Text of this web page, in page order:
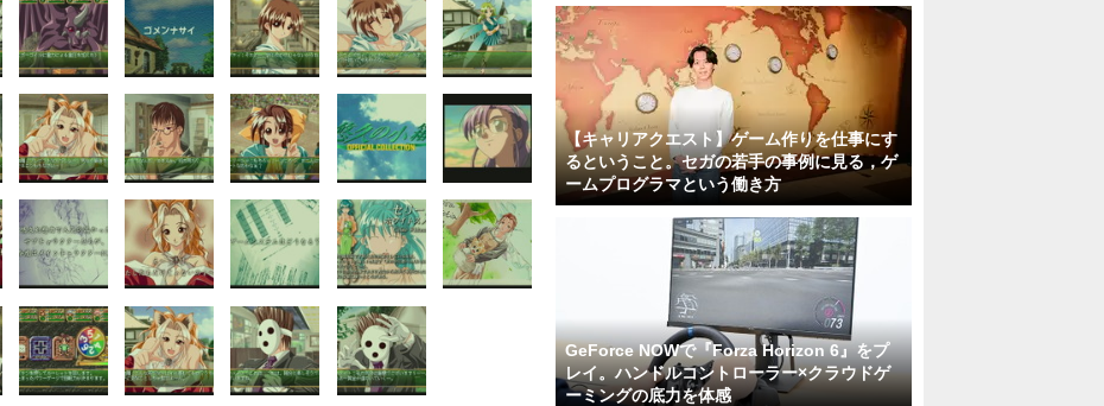
【キャリアクエスト】ゲーム作りを仕事にす
るということ。セガの若手の事例に見る，ゲ
ームプログラマという働き方
GeForce NOWで『Forza Horizon 6』をプ
レイ。ハンドルコントローラー×クラウドゲ
ーミングの底力を体感